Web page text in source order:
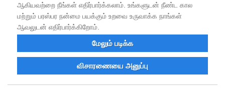
ஆகியவற்றை நீங்கள் எதிர்பார்க்கலாம். உங்களுடன் நீண்ட கால
மற்றும் பரஸ்பர நன்மை பயக்கும் உறவை உருவாக்க நாங்கள்
ஆவலுடன் எதிர்பார்க்கிறோம்.
மேலும் படிக்க
விசாரணையை அனுப்பு